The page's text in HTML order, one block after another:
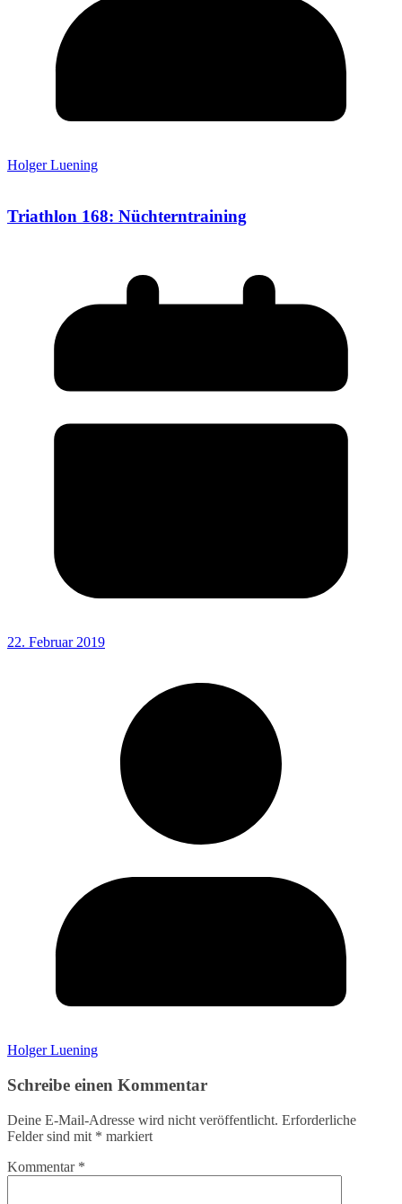
Holger Luening
Triathlon 168: Nüchterntraining
22. Februar 2019
Holger Luening
Schreibe einen Kommentar
Deine E-Mail-Adresse wird nicht veröffentlicht. Erforderliche
Felder sind mit * markiert
Kommentar *